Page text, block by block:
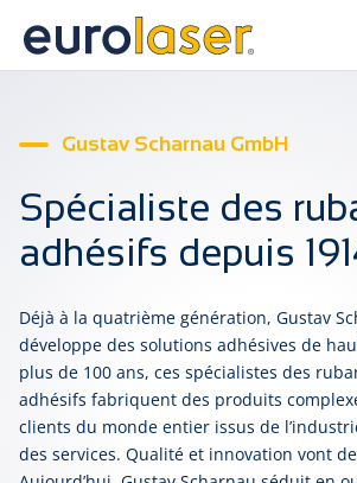
Gustav Scharnau GmbH
Spécialiste des
adhésifs depuis
Déjà à la quatrième génération, Gustav
développe des solutions adhésives de
plus de 100 ans, ces spécialistes des
adhésifs fabriquent des produits
clients du monde entier issus de
des services. Qualité et innovation vont